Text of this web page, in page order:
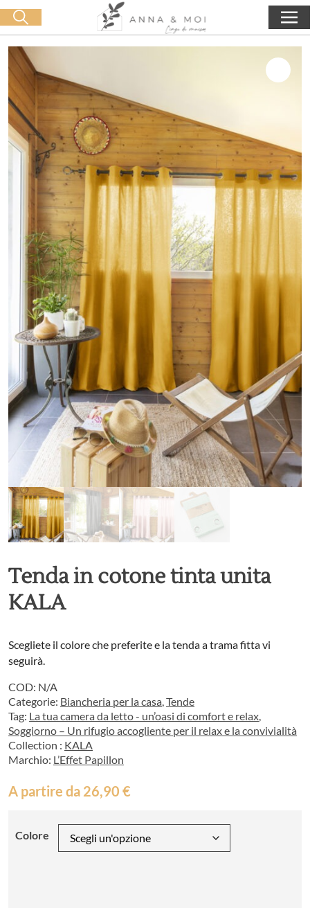
Consegna gratuita a partire da 60€ di acquisto 0,00€
Tenda in cotone tinta unita
KALA
Scegliete il colore che preferite e la tenda a trama fitta vi
seguirà.
COD: N/A
Categorie: Biancheria per la casa,Tende
Tag: La tua camera da letto - un’oasi di comfort e relax,
Soggiorno – Un rifugio accogliente per il relax e la convivialità
Collection : KALA
Marchio: L’Effet Papillon
A partire da 26,90 €
Colore